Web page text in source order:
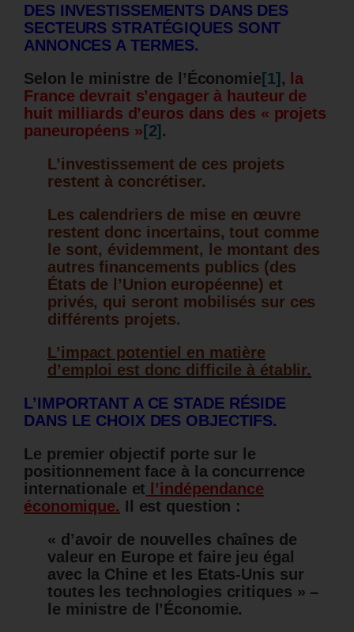
DES INVESTISSEMENTS DANS DES
SECTEURS STRATÉGIQUES SONT
ANNONCES A TERMES.
Selon le ministre de l’Économie [1] ,
la
France devrait s’engager à hauteur de
huit milliards d’euros dans des « projets
paneuropéens » [2] .
L’investissement de ces projets
restent à concrétiser.
Les calendriers de mise en œuvre
restent donc incertains, tout comme
le sont, évidemment, le montant des
autres financements publics (des
États de l’Union européenne) et
privés, qui seront mobilisés sur ces
différents projets.
L’impact potentiel en matière
d’emploi est donc difficile à établir.
L’IMPORTANT A CE STADE RÉSIDE
DANS LE CHOIX DES OBJECTIFS.
Le premier objectif porte sur le
positionnement face à la concurrence
internationale et l’indépendance
économique. Il est question :
« d’avoir de nouvelles chaînes de
valeur en Europe et faire jeu égal
avec la Chine et les Etats-Unis sur
toutes les technologies critiques » –
le ministre de l’Économie.